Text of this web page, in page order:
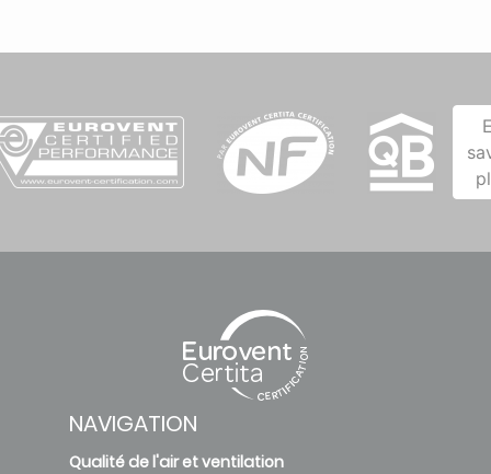
NAVIGATION
Qualité de l'air et ventilation